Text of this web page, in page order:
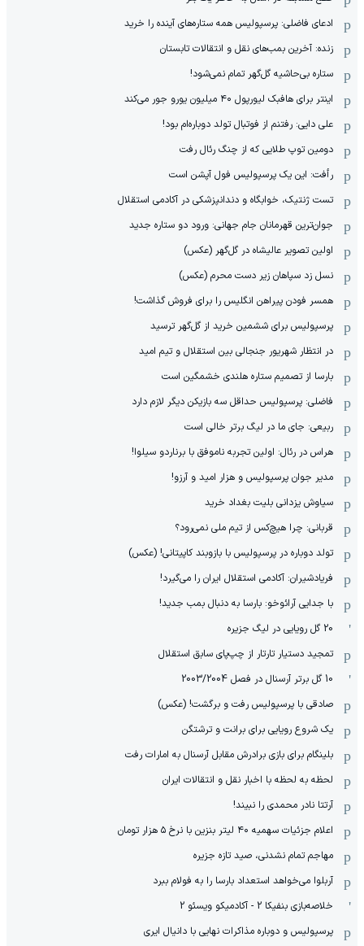
ادعای فاضلی: پرسپولیس همه ستاره‌های آینده را خرید
زنده: آخرین بمب‌های نقل و انتقالات تابستان
ستاره بی‌حاشیه گل‌گهر تمام نمی‌شود!
اینتر برای هافبک لیورپول ۴۰ میلیون یورو جور می‌کند
علی دایی: رفتنم از فوتبال تولد دوباره‌ام بود!
دومین توپ طلایی که از چنگ رئال رفت
رأفت: این یک پرسپولیس فول آپشن است
تست ژنتیک، خوابگاه و دندانپزشکی در آکادمی استقلال
جوان‌ترین قهرمانان جام جهانی: ورود دو ستاره جدید
اولین تصویر عالیشاه در گل‌گهر (عکس)
نسل زد سپاهان زیر دست محرم (عکس)
همسر فودن پیراهن انگلیس را برای فروش گذاشت!
پرسپولیس برای ششمین خرید از گل‌گهر ترسید
در انتظار شهریور جنجالی بین استقلال و تیم امید
بارسا از تصمیم ستاره هلندی خشمگین است
فاضلی: پرسپولیس حداقل سه بازیکن دیگر لازم دارد
ربیعی: جای ما در لیگ برتر خالی است
هراس در رئال: اولین تجربه ناموفق با برناردو سیلوا!
مدیر جوان پرسپولیس و هزار امید و آرزو!
سیاوش یزدانی بلیت بغداد خرید
قربانی: چرا هیچ‌کس از تیم ملی نمی‌رود؟
تولد دوباره در پرسپولیس با بازوبند کاپیتانی! (عکس)
فریادشیران: آکادمی استقلال ایران را می‌گیرد!
با جدایی آرائوخو: بارسا به دنبال بمب جدید!
20 گل رویایی در لیگ جزیره
تمجید دستیار تارتار از چپ‌پای سابق استقلال
10 گل برتر آرسنال در فصل 2003/2004
صادقی با پرسپولیس رفت و برگشت! (عکس)
یک شروع رویایی برای برانت و ترشتگن
بلینگام برای بازی برادرش مقابل آرسنال به امارات رفت
لحظه به لحظه با اخبار نقل و انتقالات ایران
آرتتا نادر محمدی را نبیند!
اعلام جزئیات سهمیه ۴۰ لیتر بنزین با نرخ ۵ هزار تومان
مهاجم تمام نشدنی، صید تازه جزیره
آربلوا می‌خواهد استعداد بارسا را به فولام ببرد
خلاصه‌بازی بنفیکا 2 - آکادمیکو ویسئو 2
پرسپولیس و دوباره مذاکرات نهایی با دانیال ایری